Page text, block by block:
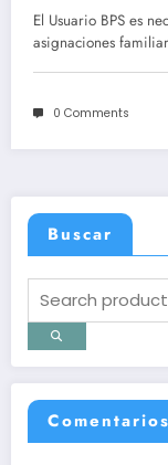
El Usuario BPS es
asignaciones
0 Comments
Buscar